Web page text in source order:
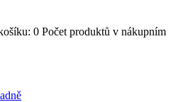
0 Počet produktů v nákupním